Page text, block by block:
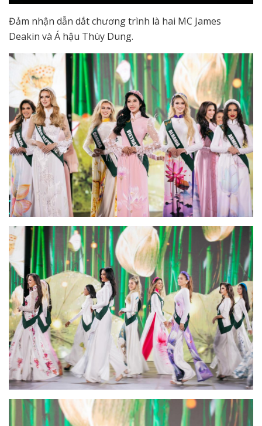
Đảm nhận dẫn dắt chương trình là hai MC James
Deakin và Á hậu Thùy Dung.